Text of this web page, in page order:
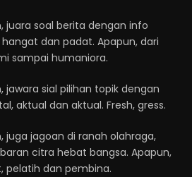
juara soal berita dengan info
dan padat. Apapun, dari
sampai humaniora.
jawara sial pilihan topik dengan
aktual dan aktual. Fresh, gress.
juga jagoan di ranah olahraga,
citra hebat bangsa. Apapun,
pelatih dan pembina.